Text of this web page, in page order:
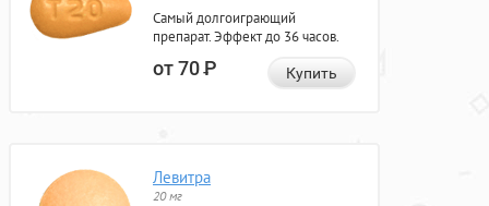
Самый долгоиграющий
препарат. Эффект до 36 часов.
от 70Р Купить
Левитра
20 мг